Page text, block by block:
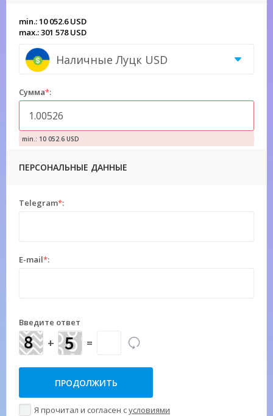
min.: 10 052.6 USD
max.: 301 578 USD
Наличные Луцк USD
Сумма*:
min.: 10 052.6 USD
ПЕРСОНАЛЬНЫЕ ДАННЫЕ
Telegram*:
E-mail*:
Введите ответ
+ =
Я прочитал и согласен сусловиями